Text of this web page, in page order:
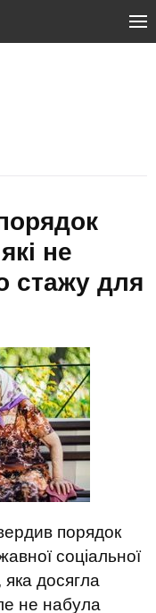
не
стажу для
порядок
соціальної
досягла
не набула